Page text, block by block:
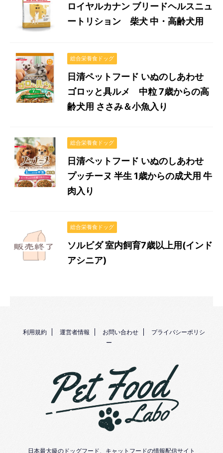
ロイヤルカナン ブリードヘルスニュ
ートリション 柴犬 中・高齢犬用
総合栄養食ドッグ
日清ペットフード いぬのしあわせ
ゴロッと具ルメ 中粒 7歳からの高
齢犬用 ささみ＆小魚入り
総合栄養食ドッグ
日清ペットフード いぬのしあわせ
プッチーヌ 半生 1歳からの成犬用 牛
肉入り
総合栄養食ドッグ
ソルビダ 室内飼育7歳以上用(インド
アシニア)
利用規約 運営者情報 お問い合わせ
プライバシーポリシ
ー
日本最大級のドッグフード、キャットフードの情報配信サイト